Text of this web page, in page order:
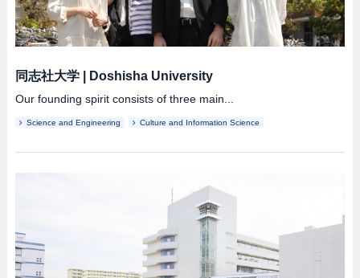
同志社大学| Doshisha University
Our founding spirit consists of three main...
Science and Engineering Culture and Information Science